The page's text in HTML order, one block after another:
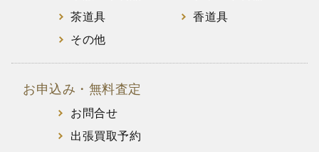
茶道具
香道具
その他
お申込み・無料査定
お問合せ
出張買取予約